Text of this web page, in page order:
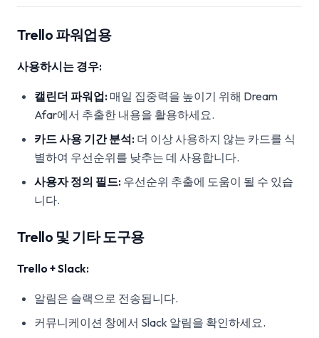
Trello 파워업용
사용하시는 경우:
캘린더 파워업: 매일 집중력을 높이기 위해 Dream
Afar에서 추출한 내용을 활용하세요.
카드 사용 기간 분석: 더 이상 사용하지 않는 카드를 식
별하여 우선순위를 낮추는 데 사용합니다.
사용자 정의 필드: 우선순위 추출에 도움이 될 수 있습
니다.
Trello 및 기타 도구용
Trello + Slack:
알림은 슬랙으로 전송됩니다.
커뮤니케이션 창에서 Slack 알림을 확인하세요.